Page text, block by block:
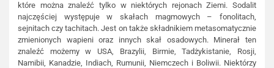
które można znaleźć tylko w niektórych rejonach Ziemi. Sodalit
najczęściej występuje w skałach magmowych – fonolitach,
sejnitach czy tachitach. Jest on także składnikiem metasomatycznie
zmienionych wapieni oraz innych skał osadowych. Minerał ten
znaleźć możemy w USA, Brazylii, Birmie, Tadżykistanie, Rosji,
Namibii, Kanadzie, Indiach, Rumunii, Niemczech i Boliwii. Niektórzy